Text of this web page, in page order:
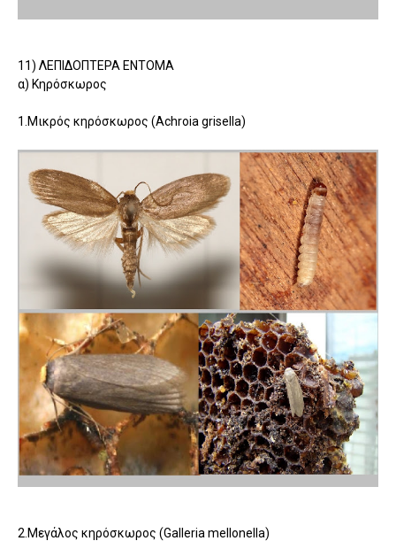
11) ΛΕΠΙΔΟΠΤΕΡΑ ΕΝΤΟΜΑ
α) Κηρόσκωρος
1.Μικρός κηρόσκωρος (Αchroia grisella)
2.Μεγάλος κηρόσκωρος (Galleria mellonella)